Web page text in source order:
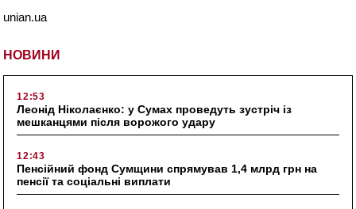
НОВИНИ
12:53
Леонід Ніколаєнко: у Сумах проведуть зустріч із
мешканцями після ворожого удару
12:43
Пенсійний фонд Сумщини спрямував 1,4 млрд грн на
пенсії та соціальні виплати
unian.uа